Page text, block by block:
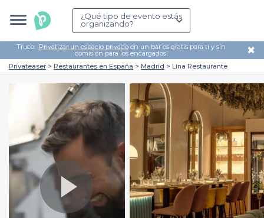
¿Qué tipo de evento estás
organizando?
Truco: ¡Privatizar un espacio privado en un bar es gratis para ti y sin
comisión para los encargados! ✖
Privateaser Restaurantes en España Madrid Lina Restaurante